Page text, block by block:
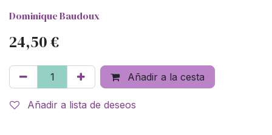
Dominique Baudoux
24,50€
Añadir a la cesta
Añadir a lista de deseos